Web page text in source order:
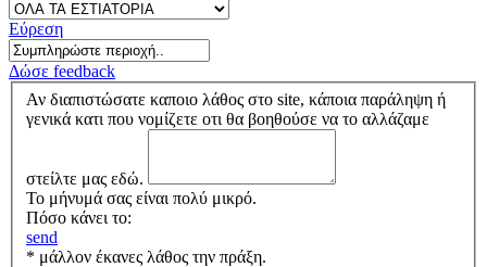
Εύρεση
Δώσε feedback
Αν διαπιστώσατε καποιο λάθος στο site, κάποια παράληψη ή
γενικά κατι που νομίζετε οτι θα βοηθούσε να το αλλάζαμε
στείλτε μας εδώ.
Το μήνυμά σας είναι πολύ μικρό.
Πόσο κάνει το:
send
* μάλλον έκανες λάθος την πράξη.